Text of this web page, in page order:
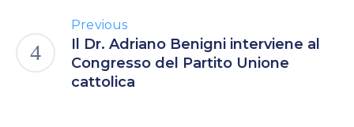
Previous
Il Dr. Adriano Benigni interviene al
Congresso del Partito Unione
cattolica